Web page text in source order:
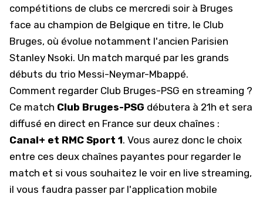
compétitions de clubs ce mercredi soir à Bruges
face au champion de Belgique en titre, le Club
Bruges, où évolue notamment l'ancien Parisien
Stanley Nsoki. Un match marqué par les grands
débuts du trio Messi-Neymar-Mbappé.
Comment regarder Club Bruges-PSG en streaming ?
Ce match Club Bruges-PSG débutera à 21h et sera
diffusé en direct en France sur deux chaînes :
Canal+ et RMC Sport 1. Vous aurez donc le choix
entre ces deux chaînes payantes pour regarder le
match et si vous souhaitez le voir en live streaming,
il vous faudra passer par l'application mobile